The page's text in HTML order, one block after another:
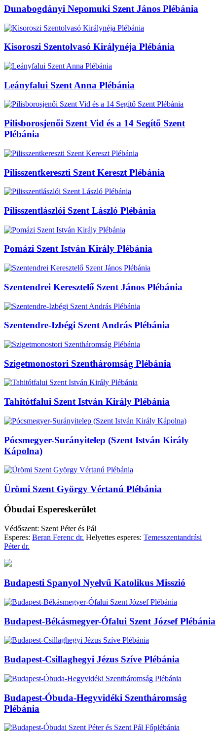
Dunabogdányi Nepomuki Szent János Plébánia
Kisoroszi Szentolvasó Királynéja Plébánia
Leányfalui Szent Anna Plébánia
Pilisborosjenői Szent Vid és a 14 Segítő Szent
Plébánia
Pilisszentkereszti Szent Kereszt Plébánia
Pilisszentlászlói Szent László Plébánia
Pomázi Szent István Király Plébánia
Szentendrei Keresztelő Szent János Plébánia
Szentendre-Izbégi Szent András Plébánia
Szigetmonostori Szentháromság Plébánia
Tahitótfalui Szent István Király Plébánia
Pócsmegyer-Surányitelep (Szent István Király
Kápolna)
Ürömi Szent György Vértanú Plébánia
Óbudai Espereskerület
Védőszent: Szent Péter és Pál
Esperes: Beran Ferenc dr. Helyettes esperes: Temesszentandrási
Péter dr.
Budapesti Spanyol Nyelvű Katolikus Misszió
Budapest-Békásmegyer-Ófalui Szent József Plébánia
Budapest-Csillaghegyi Jézus Szíve Plébánia
Budapest-Óbuda-Hegyvidéki Szentháromság
Plébánia